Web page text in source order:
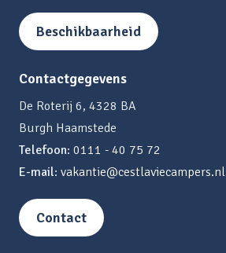
Beschikbaarheid
Contactgegevens
De Roterij 6, 4328 BA
Burgh Haamstede
Telefoon: 0111 - 40 75 72
E-mail: vakantie@cestlaviecampers.nl
Contact